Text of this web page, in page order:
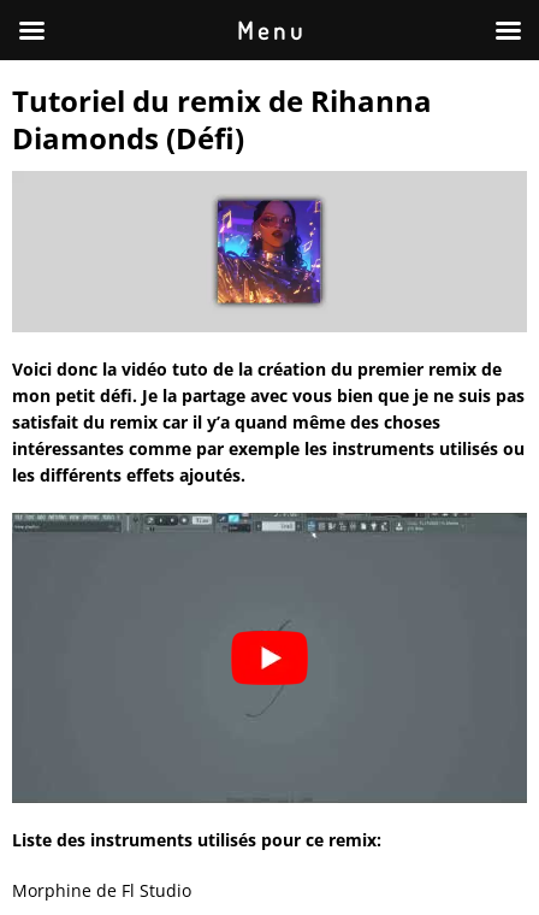
Tutoriel du remix de Rihanna
Diamonds (Défi)
Voici donc la vidéo tuto de la création du premier remix de
mon petit défi. Je la partage avec vous bien que je ne suis pas
satisfait du remix car il y’a quand même des choses
intéressantes comme par exemple les instruments utilisés ou
les différents effets ajoutés.
Liste des instruments utilisés pour ce remix:
Morphine de Fl Studio
M e n u